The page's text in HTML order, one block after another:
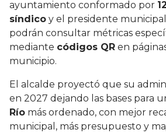
ayuntamiento conformado por
síndico y el presidente
podrán consultar métricas
mediante códigos QR en
municipio.
El alcalde proyectó que su
en 2027 dejando las bases para
Río más ordenado, con mejor
municipal, más presupuesto y